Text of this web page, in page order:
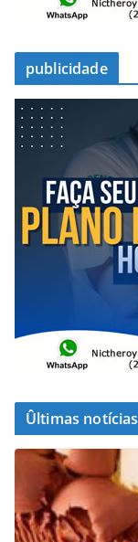
publicidade
Ûltimas notícias